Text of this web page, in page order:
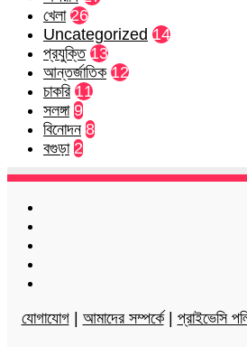
খেলা 26
Uncategorized 14
প্রযুক্তি 13
আন্তর্জাতিক 12
চাকরি 11
সলঙ্গা 9
বিনোদন 8
বগুড়া 2
যোগাযোগ| আমাদের সম্পর্কে| প্রাইভেসি